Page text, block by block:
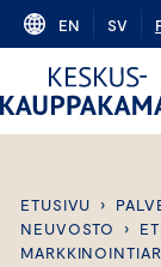
Skip
content
EN SV
ETUSIVU ›
NEUVOSTO
›